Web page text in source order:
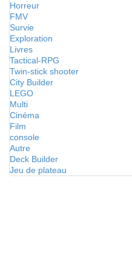
Horreur
FMV
Survie
Exploration
Livres
Tactical-RPG
Twin-stick shooter
City Builder
LEGO
Multi
Cinéma
Film
console
Autre
Deck Builder
Jeu de plateau